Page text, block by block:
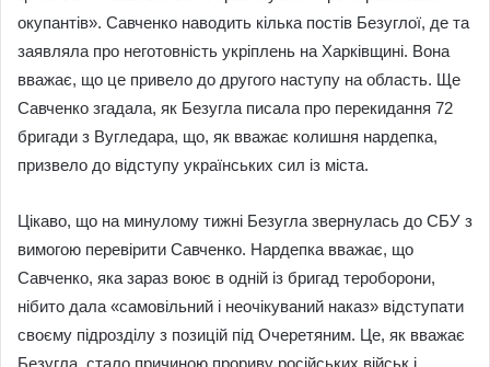
окупантів». Савченко наводить кілька постів Безуглої, де та
заявляла про неготовність укріплень на Харківщині. Вона
вважає, що це привело до другого наступу на область. Ще
Савченко згадала, як Безугла писала про перекидання 72
бригади з Вугледара, що, як вважає колишня нардепка,
призвело до відступу українських сил із міста.
Цікаво, що на минулому тижні Безугла звернулась до СБУ з
вимогою перевірити Савченко. Нардепка вважає, що
Савченко, яка зараз воює в одній із бригад тероборони,
нібито дала «самовільний і неочікуваний наказ» відступати
своєму підрозділу з позицій під Очеретяним. Це, як вважає
Безугла, стало причиною прориву російських військ і